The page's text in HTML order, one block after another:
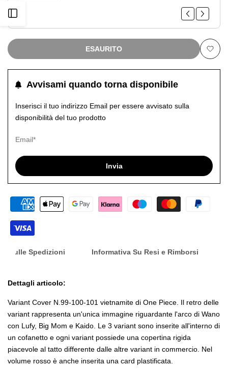
barra
ESAURITO
Avvisami quando torna disponibile
Inserisci il tuo indirizzo Email per essere avvisato sulla
disponibilità del tuo prodotto
Invia
Sulle Spedizioni Informativa Su Resi e Rimborsi
Dettagli articolo:
Variant Cover N.99-100-101 vietnamite di One Piece. Il retro delle
variant rappresenta un'unica immagine riguardante l'arco di Wano
con Lufy, Big Mom e Kaido. Le 3 variant sono inserite all'interno di
un cofanetto e ogni variant possiede una copertina rigida
piacevole al tatto differente dalle altre variant in commercio. Nel
volume rosso è anche inserita una card plastificata.